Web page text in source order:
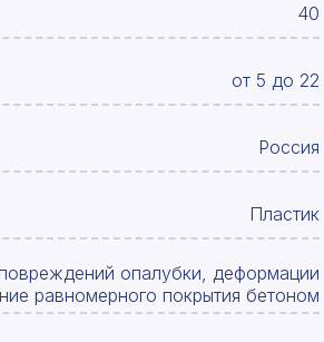
40
от 5 до 22
Россия
Пластик
опалубки, деформации
равномерного покрытия бетоном